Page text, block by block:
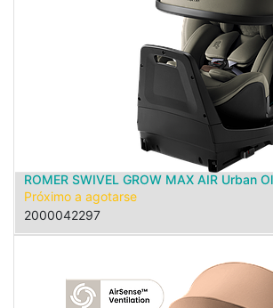
ROMER SWIVEL GROW MAX AIR Urban
Próximo a agotarse
2000042297